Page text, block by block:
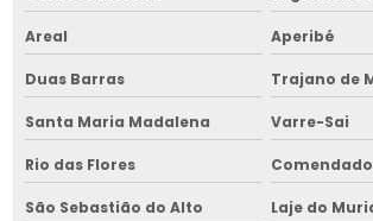
Empresa de fornalha para grãos na bahia
Empresa de fornalha para grãos no nordeste
Empresa de gerenciamento de obras
Empresa de gerenciamento de obras na
Areal Aperibé
Duas Barras Trajano de
Santa Maria Madalena Varre-Sai
Rio das Flores
São Sebastião do Alto Laje do